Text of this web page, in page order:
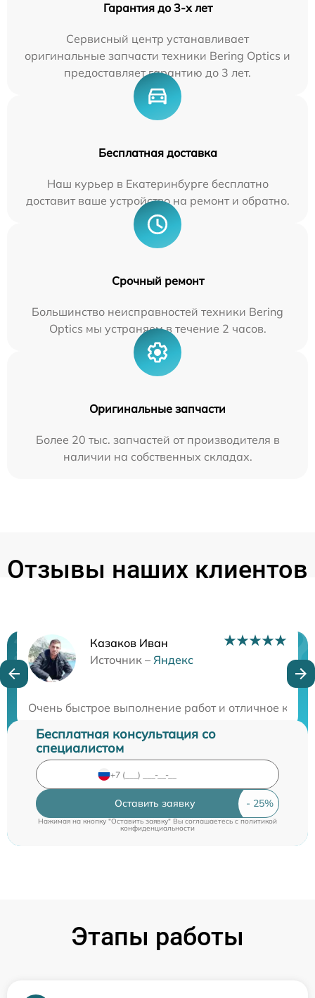
Гарантия до 3-х лет
Сервисный центр устанавливает
оригинальные запчасти техники Bering Optics и
предоставляет гарантию до 3 лет.
Бесплатная доставка
Наш курьер в Екатеринбурге бесплатно
доставит ваше устройство на ремонт и обратно.
Срочный ремонт
Большинство неисправностей техники Bering
Optics мы устраняем в течение 2 часов.
Оригинальные запчасти
Более 20 тыс. запчастей от производителя в
наличии на собственных складах.
Отзывы наших клиентов
Казаков Иван
Источник – Яндекс
Очень быстрое выполнение работ и отличное
Нужна консультация?
Бесплатная консультация со
специалистом
Оставить заявку
Нажимая на кнопку "Оставить заявку" Вы соглашаетесь cполитикой
конфиденциальности
Этапы работы